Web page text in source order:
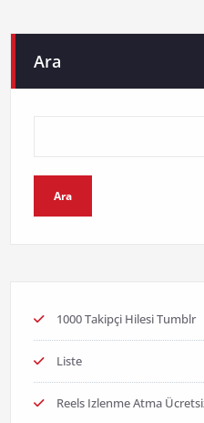
Ara
Ara
1000 Takipçi Hilesi Tumblr
Liste
Reels Izlenme Atma